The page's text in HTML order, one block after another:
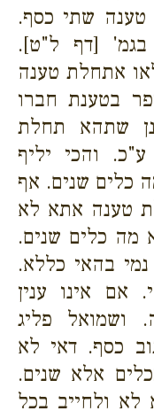
טענה שתי כסף.
[דף ל"ט].
אתחלת טענה
בטענת חברו
שתהא תחלת
והכי יליף
כלים שנים. אף
טענה אתא לא
מה כלים שנים.
בהאי כללא.
אם אינו ענין
ושמואל פליג
כסף. דאי לא
אלא שנים.
לא ולחייב בכל